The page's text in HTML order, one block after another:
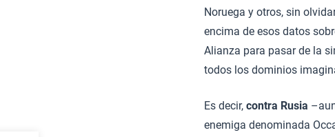
Noruega y otros, sin
encima de esos datos
Alianza para pasar de la
todos los dominios
Es decir, contra Rusia
enemiga denominada